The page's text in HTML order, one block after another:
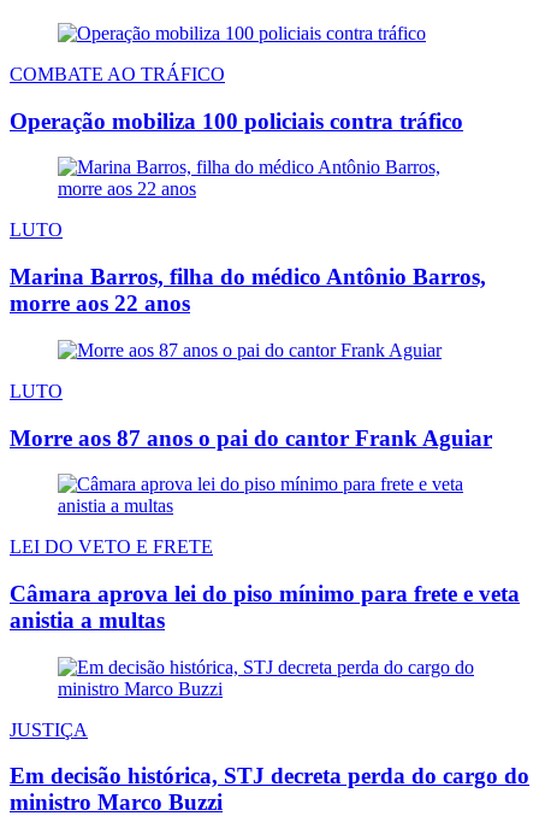
COMBATE AO TRÁFICO
Operação mobiliza 100 policiais contra tráfico
LUTO
Marina Barros, filha do médico Antônio Barros,
morre aos 22 anos
LUTO
Morre aos 87 anos o pai do cantor Frank Aguiar
LEI DO VETO E FRETE
Câmara aprova lei do piso mínimo para frete e veta
anistia a multas
JUSTIÇA
Em decisão histórica, STJ decreta perda do cargo do
ministro Marco Buzzi